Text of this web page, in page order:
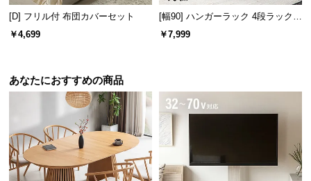
背面に化粧仕上げを施しており、どの面を表にして
もお部屋の雰囲気を損なわず美しく収納できます。
[D] フリル付 布団カバーセット
￥4,699
[幅90] ハンガーラック 4段ラック収
納 キャスター付き
￥7,999
あなたにおすすめの商品